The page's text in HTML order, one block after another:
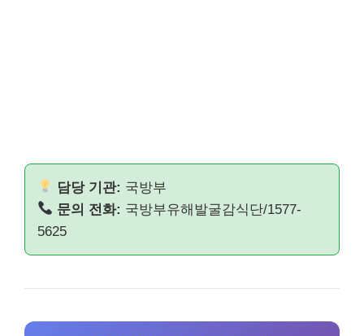
담당 기관: 국방부
문의 전화: 국방부유해발굴감식단/1577-
5625